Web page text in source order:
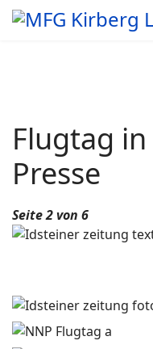
Flugtag
Presse
Seite 2 von 6